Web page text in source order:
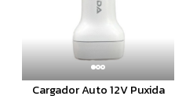
Cargador Auto 12V Puxida